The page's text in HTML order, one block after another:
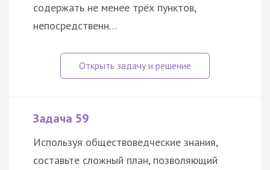
содержать не менее трёх пунктов,
непосредственн…
Задача 59
Используя обществоведческие знания,
составьте сложный план, позволяющий